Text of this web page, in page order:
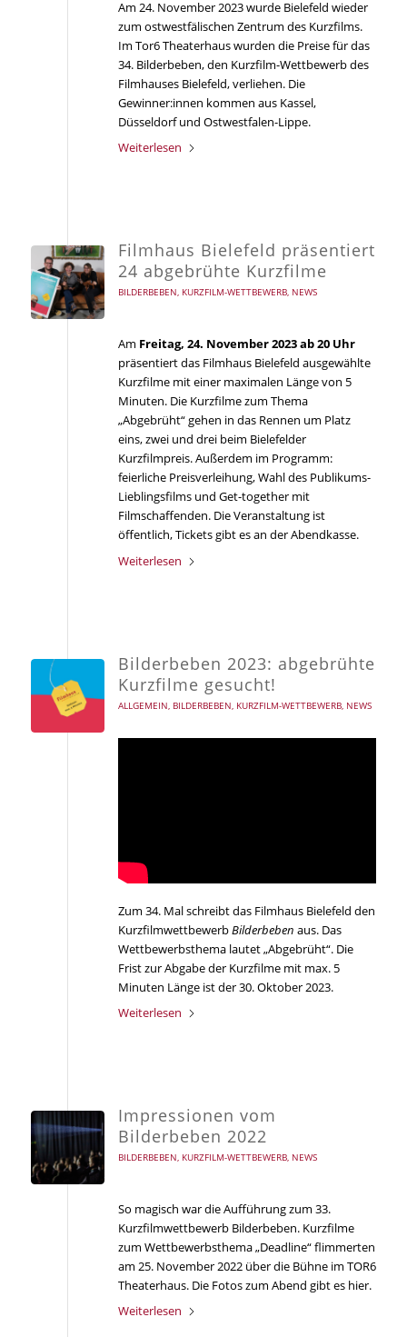
Am 24. November 2023 wurde Bielefeld wieder
zum ostwestfälischen Zentrum des Kurzfilms.
Im Tor6 Theaterhaus wurden die Preise für das
34. Bilderbeben, den Kurzfilm-Wettbewerb des
Filmhauses Bielefeld, verliehen. Die
Gewinner:innen kommen aus Kassel,
Düsseldorf und Ostwestfalen-Lippe.
Weiterlesen
Filmhaus Bielefeld präsentiert
24 abgebrühte Kurzfilme
BILDERBEBEN, KURZFILM-WETTBEWERB, NEWS
Am Freitag, 24. November 2023 ab 20 Uhr
präsentiert das Filmhaus Bielefeld ausgewählte
Kurzfilme mit einer maximalen Länge von 5
Minuten. Die Kurzfilme zum Thema
„Abgebrüht“ gehen in das Rennen um Platz
eins, zwei und drei beim Bielefelder
Kurzfilmpreis. Außerdem im Programm:
feierliche Preisverleihung, Wahl des Publikums-
Lieblingsfilms und Get-together mit
Filmschaffenden. Die Veranstaltung ist
öffentlich, Tickets gibt es an der Abendkasse.
Weiterlesen
Bilderbeben 2023: abgebrühte
Kurzfilme gesucht!
ALLGEMEIN BILDERBEBEN KURZFILM-WETTBEWERB, NEWS
Zum 34. Mal schreibt das Filmhaus Bielefeld den
KurzfilmwettbewerbBilderbeben aus. Das
Wettbewerbsthema lautet „Abgebrüht“. Die
Frist zur Abgabe der Kurzfilme mit max. 5
Minuten Länge ist der 30. Oktober 2023.
Weiterlesen
Impressionen vom
Bilderbeben 2022
BILDERBEBEN, KURZFILM-WETTBEWERB, NEWS
So magisch war die Aufführung zum 33.
Kurzfilmwettbewerb Bilderbeben. Kurzfilme
zum Wettbewerbsthema „Deadline“ flimmerten
am 25. November 2022 über die Bühne im TOR6
Theaterhaus. Die Fotos zum Abend gibt es hier.
Weiterlesen